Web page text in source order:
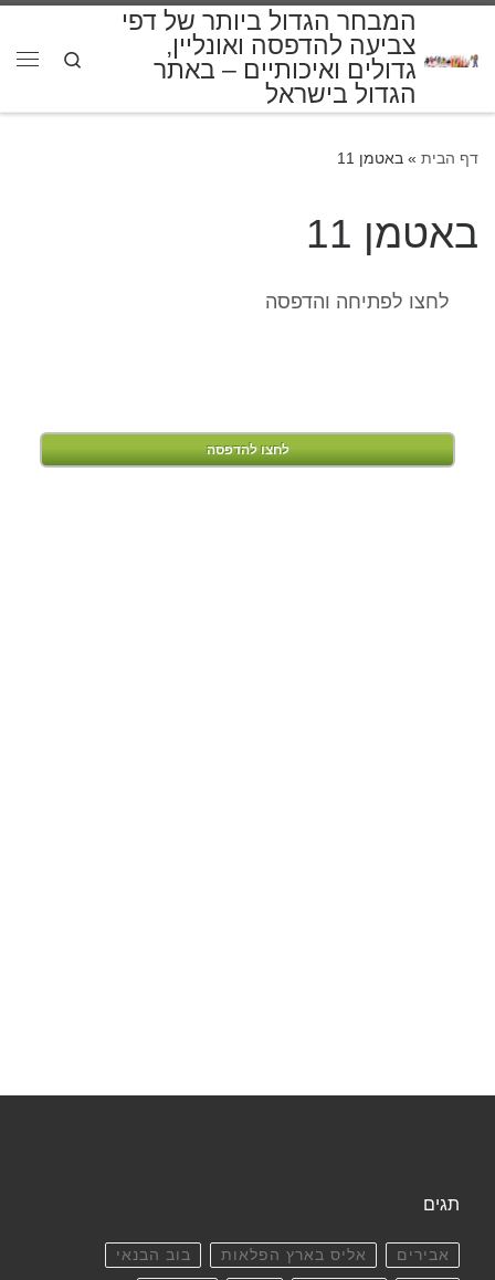
המבחר הגדול ביותר של דפי
צביעה להדפסה ואונליין,
גדולים ואיכותיים – באתר
הגדול בישראל
Search
דף הבית » באטמן 11
באטמן 11
לחצו לפתיחה והדפסה
לחצו להדפסה
תגים
אבירים אליס בארץ הפלאות בוב הבנאי